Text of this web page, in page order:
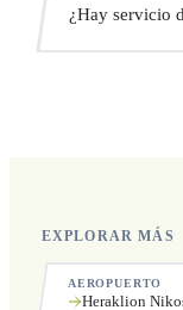
recogida.
¿Hay servicio
EXPLORAR MÁS
AEROPUERTO
Heraklion